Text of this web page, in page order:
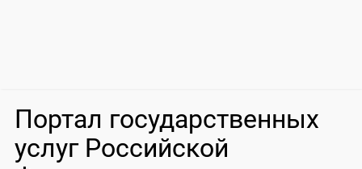
Портал государственных
услуг Российской